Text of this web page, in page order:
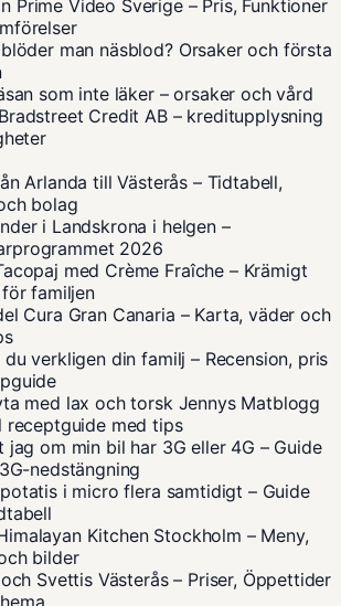
Prime Video Sverige – Pris, Funktioner
man näsblod? Orsaker och första
som inte läker – orsaker och vård
Credit AB – kreditupplysning
Arlanda till Västerås – Tidtabell,
bolag
i Landskrona i helgen –
2026
med Crème Fraîche – Krämigt
familjen
Cura Gran Canaria – Karta, väder och
du verkligen din familj – Recension, pris
med lax och torsk Jennys Matblogg
receptguide med tips
jag om min bil har 3G eller 4G – Guide
nedstängning
i micro flera samtidigt – Guide
Kitchen Stockholm – Meny,
bilder
Svettis Västerås – Priser, Öppettider